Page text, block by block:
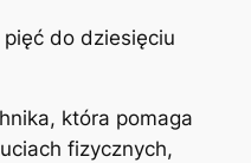
do dziesięciu
która pomaga
fizycznych,